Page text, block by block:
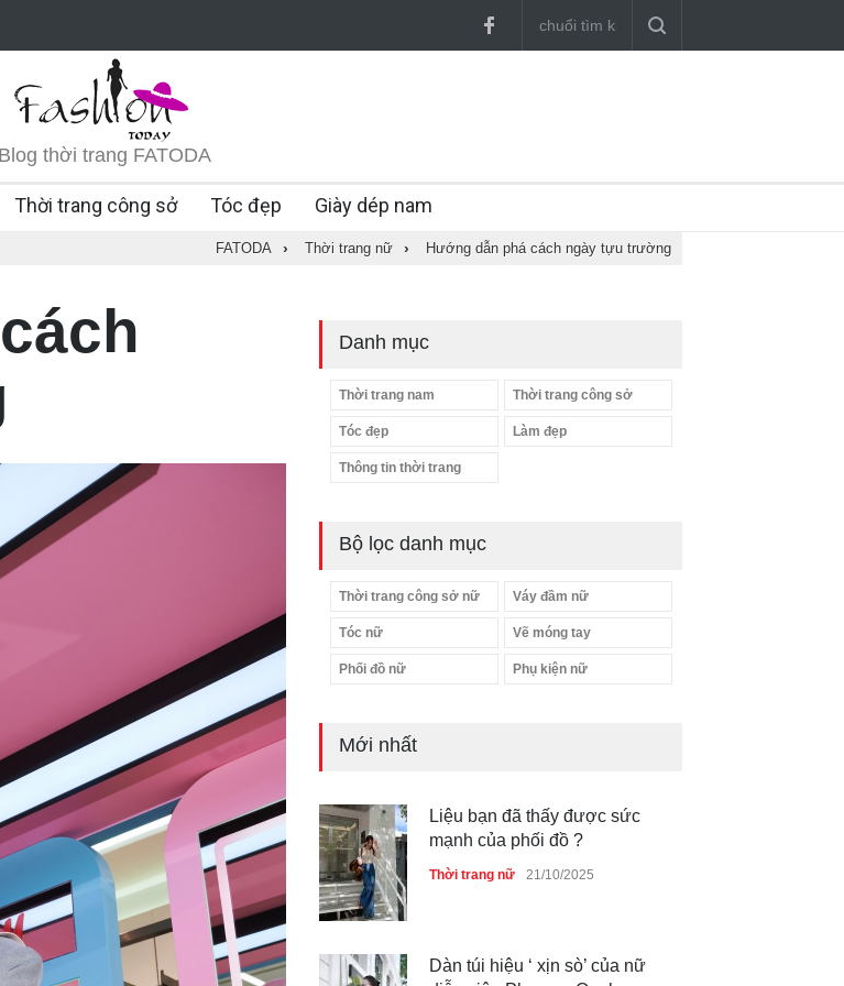
Blog thời trang FATODA
Thời trang công sở Tóc đẹp Giày dép nam
FATODA › Thời trang nữ › Hướng dẫn phá cách ngày tựu trường
Danh mục
Thời trang nam Thời trang công sở
Tóc đẹp Làm đẹp
Thông tin thời trang
Bộ lọc danh mục
Thời trang công sở nữ Váy đầm nữ
Tóc nữ Vẽ móng tay
Phối đồ nữ Phụ kiện nữ
Mới nhất
Dàn túi hiệu ‘ xịn sò’ của nữ
diễn viên Phương Oanh